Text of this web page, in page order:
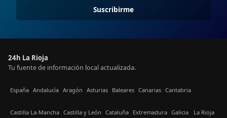
Suscribirme
24h La Rioja
Tu fuente de información local actualizada.
España Andalucía Aragón Asturias Baleares Canarias Cantabria
Castilla La-Mancha Castilla y León Cataluña Extremadura Galicia La Rioja